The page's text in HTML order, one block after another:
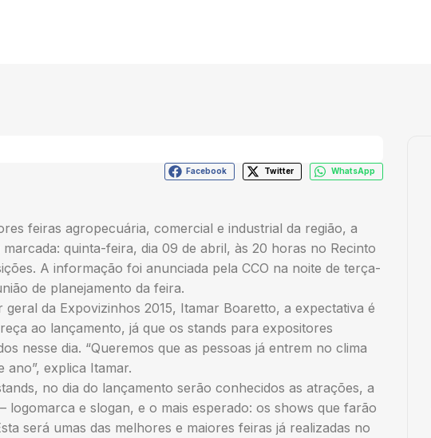
Facebook Twitter WhatsApp
feiras agropecuária, comercial e industrial da região, a
quinta-feira, dia 09 de abril, às 20 horas no Recinto
A informação foi anunciada pela CCO na noite de terça-
de planejamento da feira.
da Expovizinhos 2015, Itamar Boaretto, a expectativa é
ao lançamento, já que os stands para expositores
nesse dia. “Queremos que as pessoas já entrem no clima
ano”, explica Itamar.
no dia do lançamento serão conhecidos as atrações, a
logomarca e slogan, e o mais esperado: os shows que farão
será umas das melhores e maiores feiras já realizadas no